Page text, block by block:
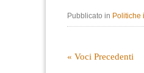
Pubblicato in Politiche
« Voci Precedenti